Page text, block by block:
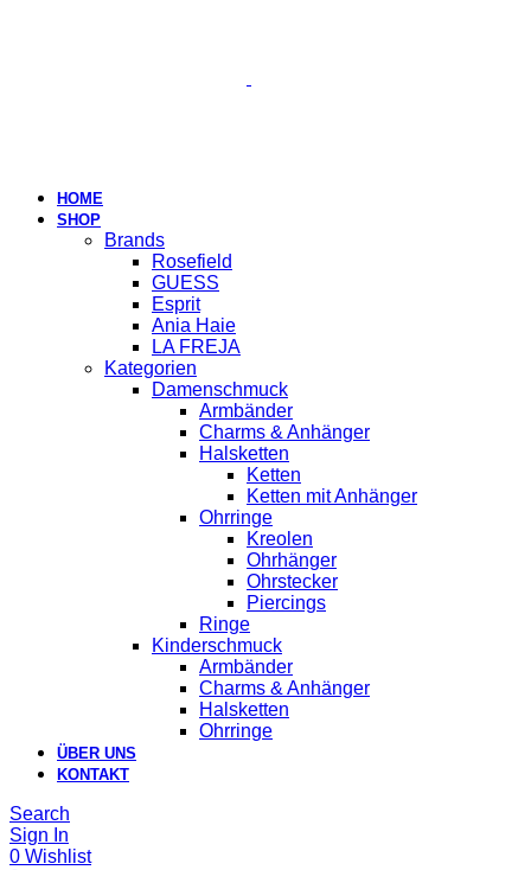
HOME
SHOP
Brands
Rosefield
GUESS
Esprit
Ania Haie
LA FREJA
Kategorien
Damenschmuck
Armbänder
Charms & Anhänger
Halsketten
Ketten
Ketten mit Anhänger
Ohrringe
Kreolen
Ohrhänger
Ohrstecker
Piercings
Ringe
Kinderschmuck
Armbänder
Charms & Anhänger
Halsketten
Ohrringe
ÜBER UNS
KONTAKT
Search
Sign In
0 Wishlist